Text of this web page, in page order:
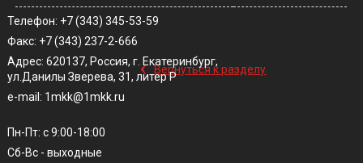
‹ Вернуться к разделу
Телефон: +7 (343) 345-53-59
Факс: +7 (343) 237-2-666
Адрес: 620137, Россия, г. Екатеринбург,
ул.Данилы Зверева, 31, литер Р
e-mail: 1mkk@1mkk.ru
Пн-Пт: с 9:00-18:00
Сб-Вс - выходные